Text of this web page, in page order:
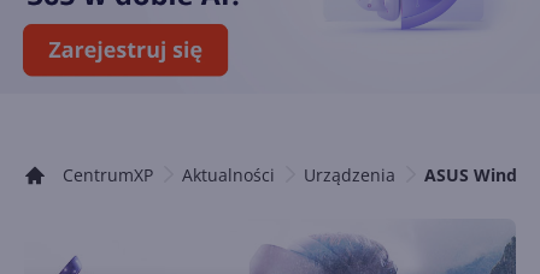
CentrumXP Aktualności Urządzenia ASUS